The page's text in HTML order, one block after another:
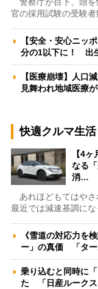
警察庁が目下、頭を
官の採用試験の受験
【安全・安心ニッ
分の1以下に！ 出
【医療崩壊】人口
見舞われ地域医療
快適クルマ生
【4
なる
消…
あれほどもてはやさ
最近では減速基調に
《雪道の対応力を
ー」の真価 「タ
乗り込むと同時に
た 「日産ルーク